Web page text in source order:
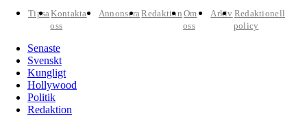
TipsaKontakta
oss
AnnonseraRedaktion Om
oss
Arkiv Redaktionell
policy
Senaste
Svenskt
Kungligt
Hollywood
Politik
Redaktion